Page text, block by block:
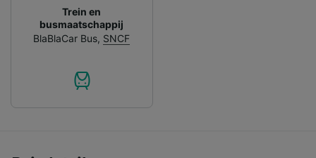
Trein en
busmaatschappij
BlaBlaCar Bus, SNCF